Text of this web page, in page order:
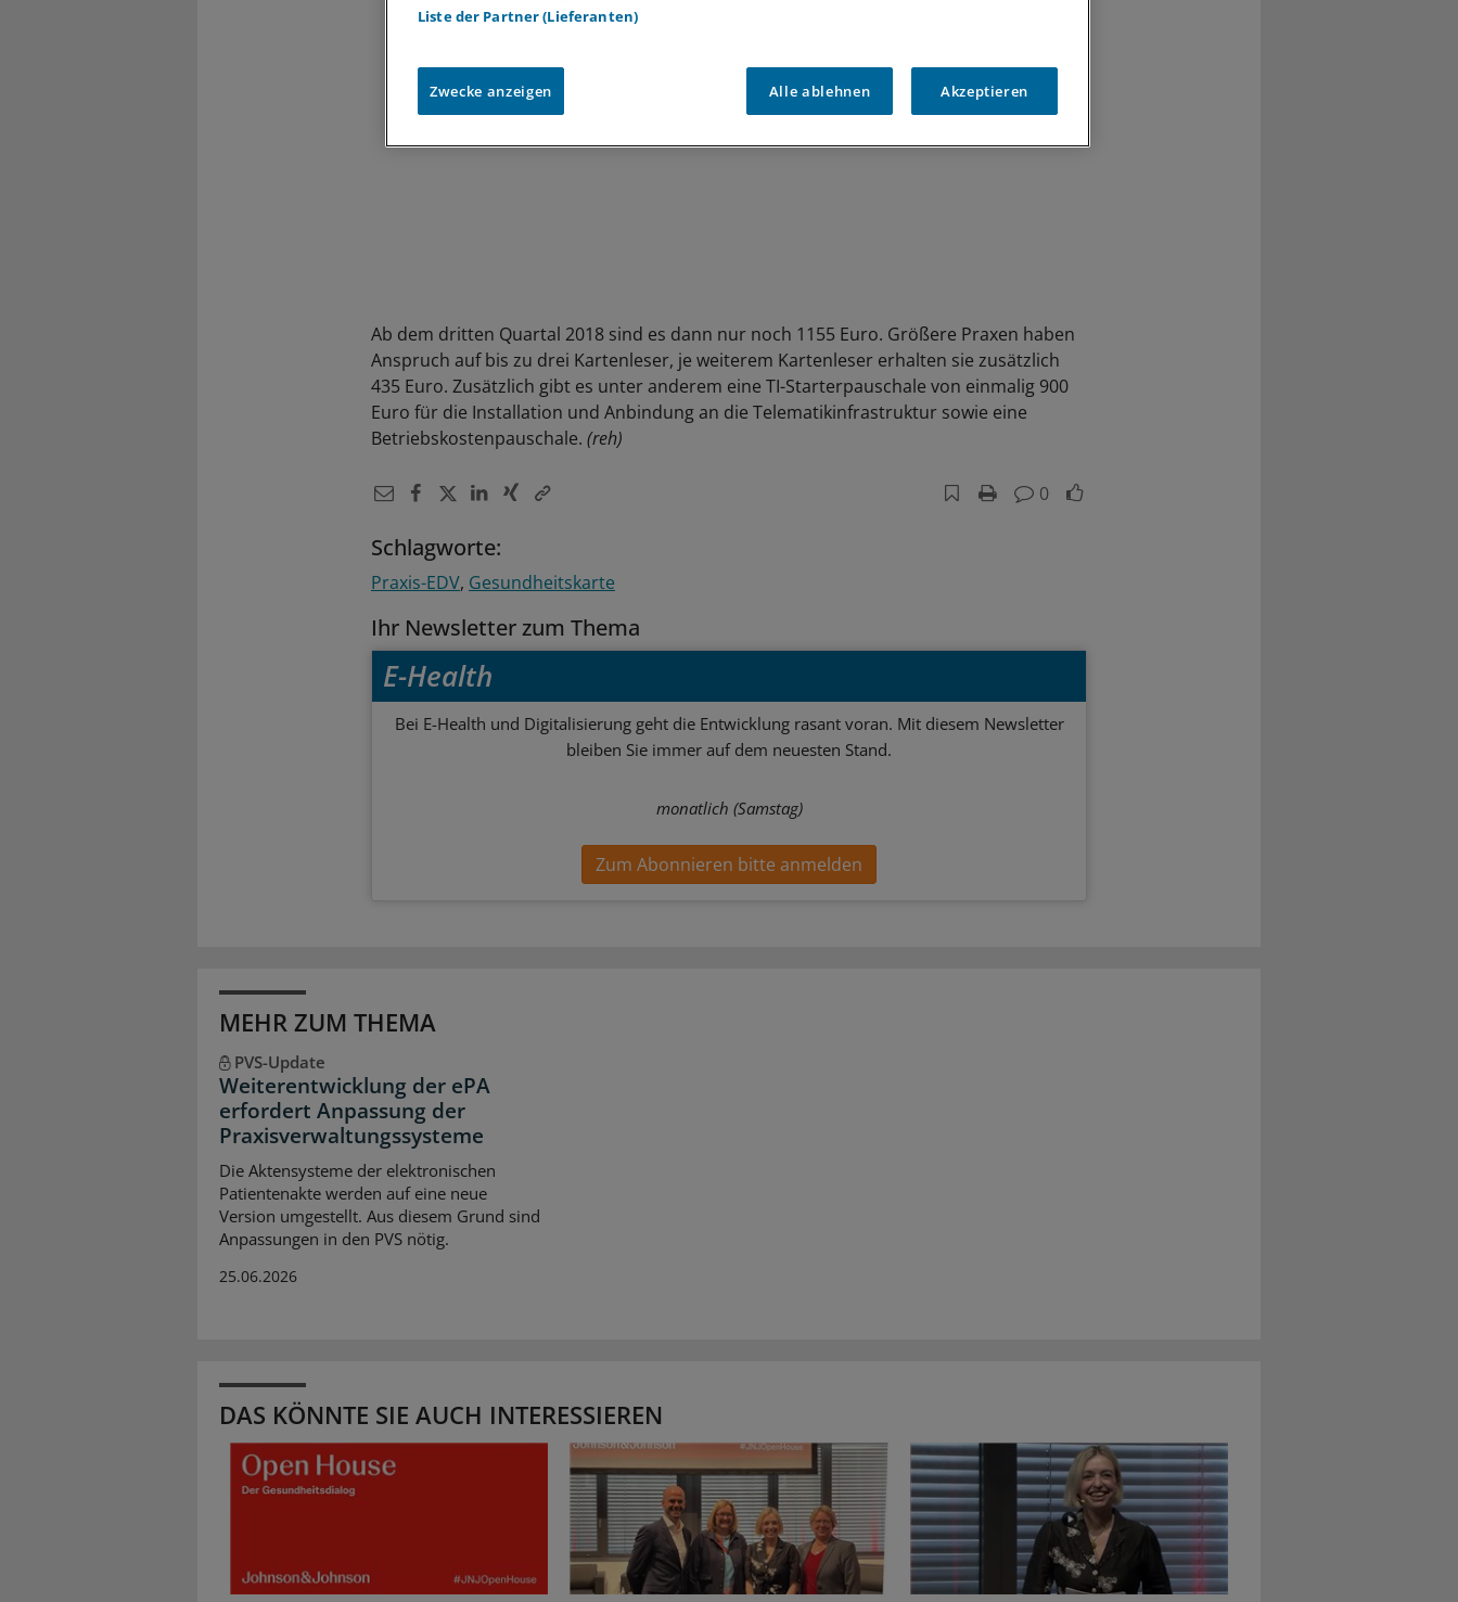
Ab dem dritten Quartal 2018 sind es dann nur noch 1155 Euro. Größere Praxen haben
Anspruch auf bis zu drei Kartenleser, je weiterem Kartenleser erhalten sie zusätzlich
435 Euro. Zusätzlich gibt es unter anderem eine TI-Starterpauschale von einmalig 900
Euro für die Installation und Anbindung an die Telematikinfrastruktur sowie eine
Betriebskostenpauschale. (reh)
0
Schlagworte:
Praxis-EDV Gesundheitskarte
Ihr Newsletter zum Thema
E-Health
Bei E-Health und Digitalisierung geht die Entwicklung rasant voran. Mit diesem Newsletter
bleiben Sie immer auf dem neuesten Stand.
monatlich (Samstag)
Zum Abonnieren bitte anmelden
MEHR ZUM THEMA
PVS-Update
Weiterentwicklung der ePA
erfordert Anpassung der
Praxisverwaltungssysteme
Die Aktensysteme der elektronischen
Patientenakte werden auf eine neue
Version umgestellt. Aus diesem Grund sind
Anpassungen in den PVS nötig.
25.06.2026
DAS KÖNNTE SIE AUCH INTERESSIEREN
Liste der Partner (Lieferanten)
Zwecke anzeigen Alle ablehnen Akzeptieren